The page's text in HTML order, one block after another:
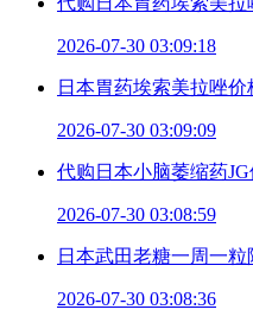
2026-07-30 03:09:18
日本胃药埃索美拉唑
2026-07-30 03:09:09
代购日本小脑萎缩药
2026-07-30 03:08:59
日本武田老糖一周一
2026-07-30 03:08:36